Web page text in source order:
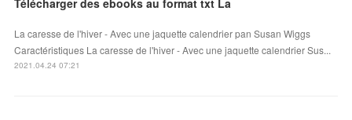
Télécharger des ebooks au format txt La
La caresse de l'hiver - Avec une jaquette calendrier pan Susan Wiggs
Caractéristiques La caresse de l'hiver - Avec une jaquette calendrier Sus...
2021.04.24 07:21